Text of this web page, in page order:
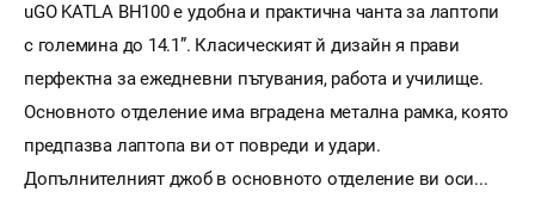
uGO KATLA BH100 е удобна и практична чанта за лаптопи
с големина до 14.1”. Класическият й дизайн я прави
перфектна за ежедневни пътувания, работа и училище.
Основното отделение има вградена метална рамка, която
предпазва лаптопа ви от повреди и удари.
Допълнителният джоб в основното отделение ви оси...